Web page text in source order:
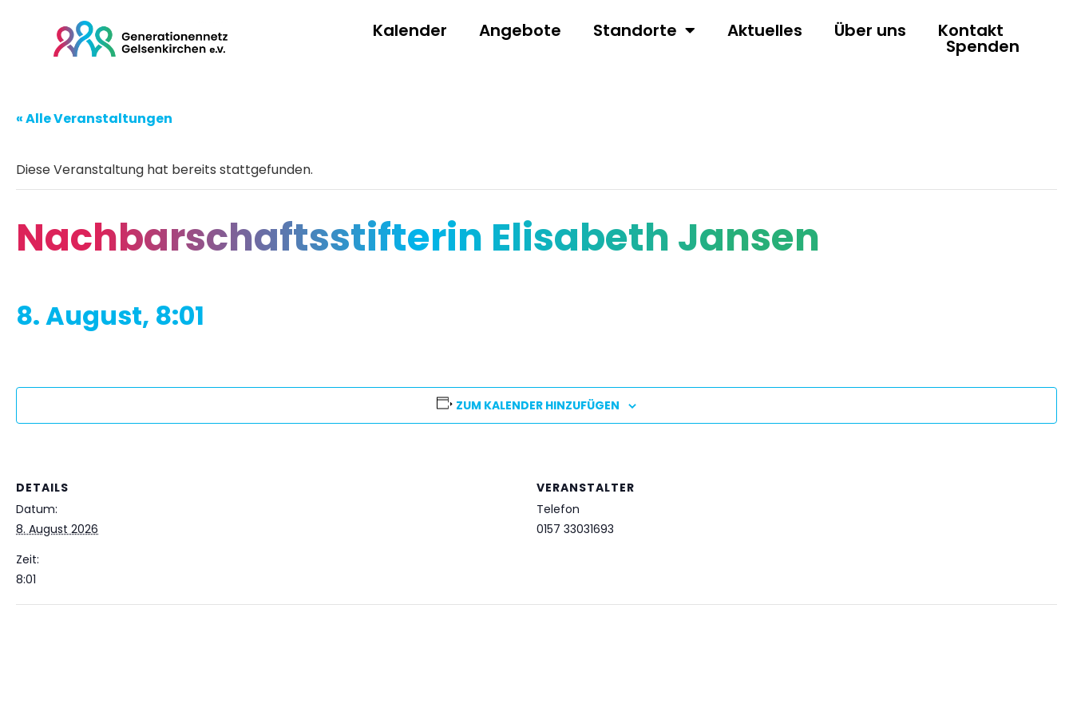
Kalender Angebote Standorte Aktuelles Über uns Kontakt
Spenden
« Alle Veranstaltungen
Diese Veranstaltung hat bereits stattgefunden.
Nachbarschaftsstifterin Elisabeth Jansen
8. August, 8:01
ZUM KALENDER HINZUFÜGEN
DETAILS
Datum:
8. August 2026
Zeit:
8:01
VERANSTALTER
Telefon
0157 33031693